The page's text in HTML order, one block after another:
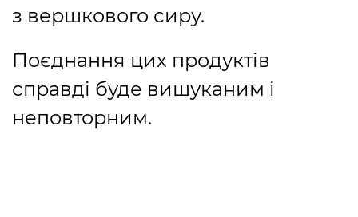
з вершкового сиру.
Поєднання цих продуктів
справді буде вишуканим і
неповторним.